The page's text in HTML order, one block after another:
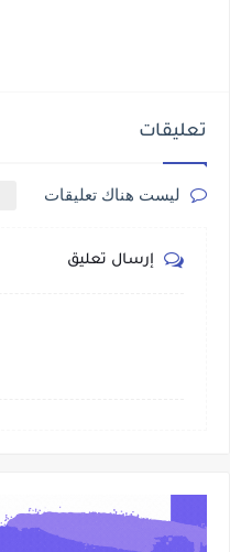
تعليقات
ليست هناك تعليقات
إرسال تعليق